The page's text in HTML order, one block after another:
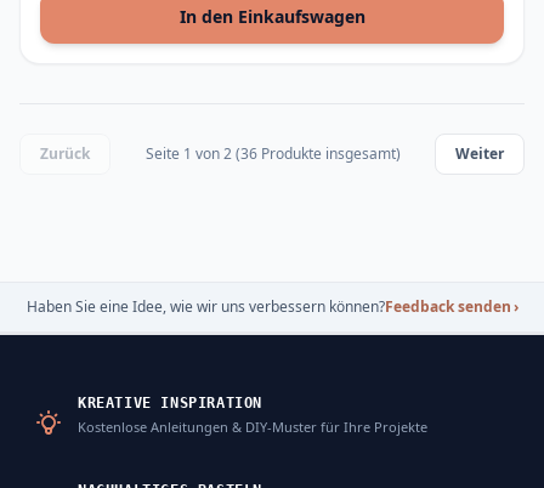
In den Einkaufswagen
Zurück Seite 1 von 2 (36 Produkte insgesamt) Weiter
Haben Sie eine Idee, wie wir uns verbessern können?Feedback senden›
KREATIVE INSPIRATION
Kostenlose Anleitungen & DIY-Muster für Ihre Projekte